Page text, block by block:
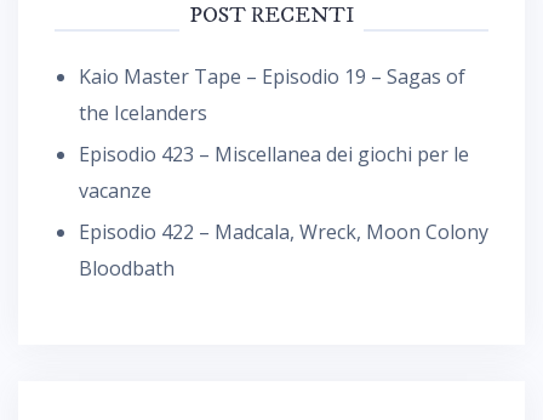
POST RECENTI
Kaio Master Tape – Episodio 19 – Sagas of
the Icelanders
Episodio 423 – Miscellanea dei giochi per le
vacanze
Episodio 422 – Madcala, Wreck, Moon Colony
Bloodbath